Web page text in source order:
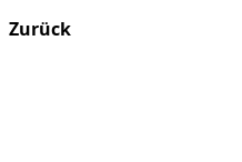
Zurück